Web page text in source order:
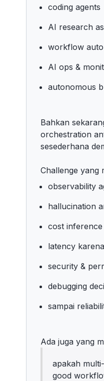
coding agents
AI research
workflow
AI ops &
autonomous
Bahkan
orchestration
sesederhana
Challenge yang
observability
hallucination
cost
latency
security &
debugging
sampai
Ada juga yang
apakah
good